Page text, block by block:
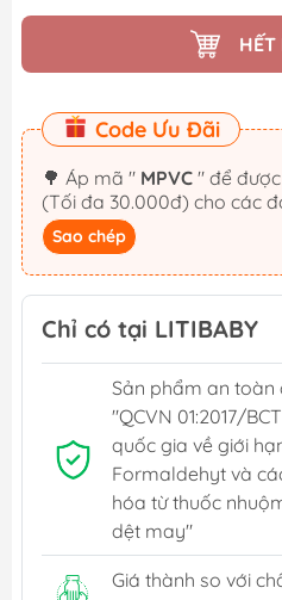
HẾT
Code Ưu Đãi
🌳 Áp mã " MPVC " để
(Tối đa 30.000đ) cho các
Sao chép
Chỉ có tại LITIBABY
Sản phẩm an toàn
"QCVN 01:2017/
quốc gia về giới
Formaldehyt và
hóa từ thuốc
dệt may"
Giá thành so với